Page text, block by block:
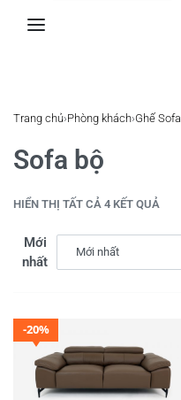
Trang chủ›Phòng khách›Ghế Sofa
Sofa bộ
HIỂN THỊ TẤT CẢ 4 KẾT QUẢ
Mới
nhất
-20%